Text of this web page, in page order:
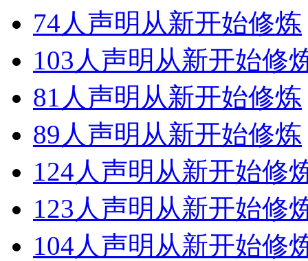
74人声明从新开始修炼
103人声明从新开始修
81人声明从新开始修炼
89人声明从新开始修炼
124人声明从新开始修
123人声明从新开始修
104人声明从新开始修